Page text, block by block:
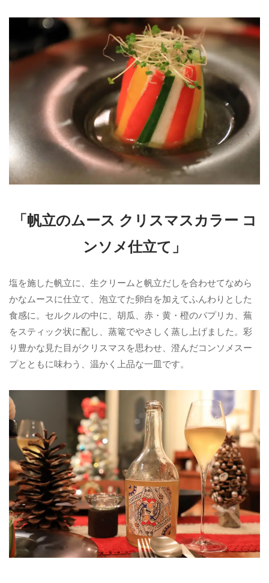
「帆立のムース クリスマスカラー コ
ンソメ仕立て」
塩を施した帆立に、生クリームと帆立だしを合わせてなめら
かなムースに仕立て、泡立てた卵白を加えてふんわりとした
食感に。セルクルの中に、胡瓜、赤・黄・橙のパプリカ、蕪
をスティック状に配し、蒸篭でやさしく蒸し上げました。彩
り豊かな見た目がクリスマスを思わせ、澄んだコンソメスー
プとともに味わう、温かく上品な一皿です。